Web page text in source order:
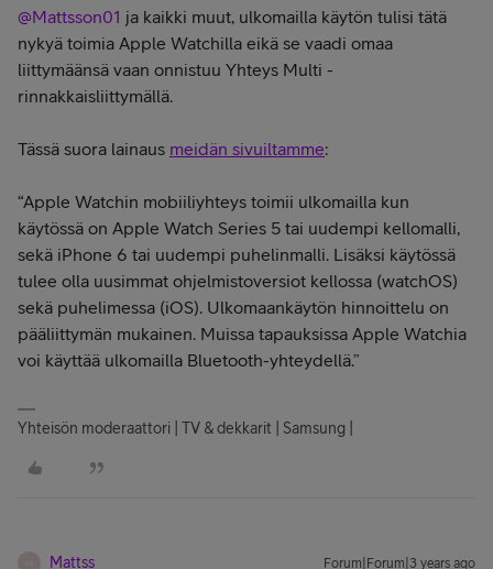
@Mattsson01 ja kaikki muut, ulkomailla käytön tulisi tätä
nykyä toimia Apple Watchilla eikä se vaadi omaa
liittymäänsä vaan onnistuu Yhteys Multi -
rinnakkaisliittymällä.
Tässä suora lainaus meidän sivuiltamme:
“Apple Watchin mobiiliyhteys toimii ulkomailla kun
käytössä on Apple Watch Series 5 tai uudempi kellomalli,
sekä iPhone 6 tai uudempi puhelinmalli. Lisäksi käytössä
tulee olla uusimmat ohjelmistoversiot kellossa (watchOS)
sekä puhelimessa (iOS). Ulkomaankäytön hinnoittelu on
pääliittymän mukainen. Muissa tapauksissa Apple Watchia
voi käyttää ulkomailla Bluetooth-yhteydellä.”
Yhteisön moderaattori | TV & dekkarit | Samsung |
Mattss Forum|Forum|3 years ago